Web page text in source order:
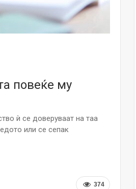
повеќе му
ѝ се доверуваат на таа
или се сепак
374
Мајка и Дете Јул 24, 2026
Малолетниците ќе бидат офлајн
Нов тест од крвта би можел да го